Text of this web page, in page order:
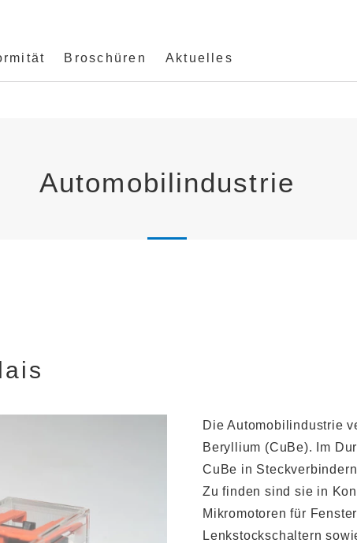
Broschüren Aktuelles
Automobilindustrie
Die Automobilindustrie
Beryllium (CuBe). Im
CuBe in
Zu finden sind sie in
Mikromotoren für
Lenkstockschaltern